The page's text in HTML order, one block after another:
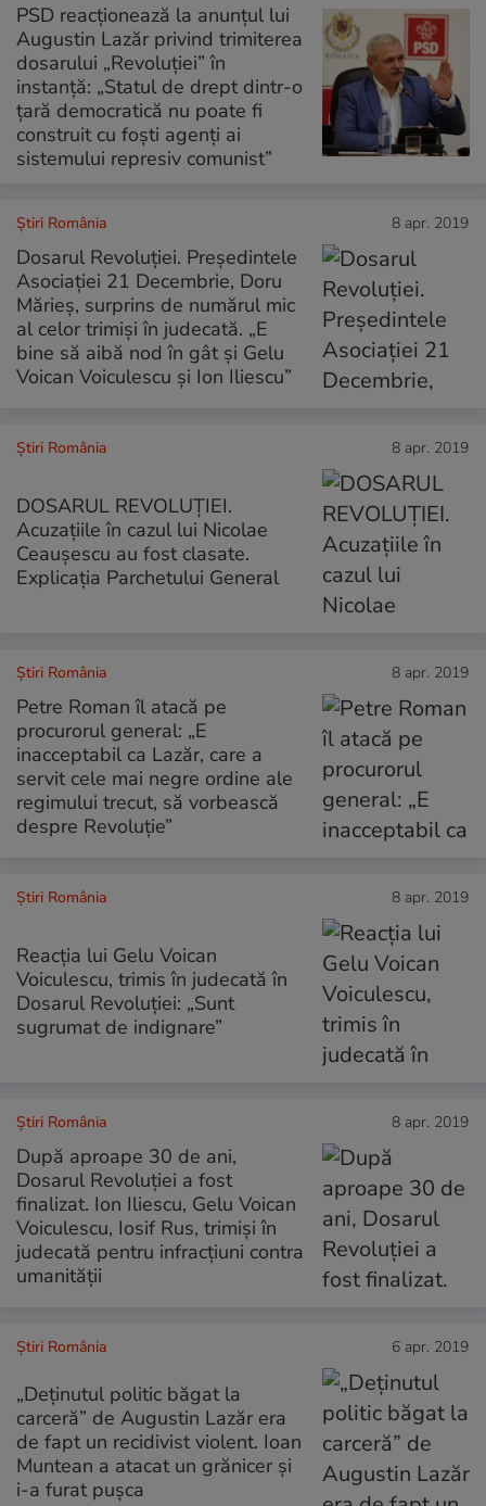
PSD reacţionează la anunţul lui
Augustin Lazăr privind trimiterea
dosarului „Revoluţiei” în
instanţă: „Statul de drept dintr-o
ţară democratică nu poate fi
construit cu foşti agenţi ai
sistemului represiv comunist”
Știri România 8 apr. 2019
Dosarul Revoluției. Preşedintele
Asociaţiei 21 Decembrie, Doru
Mărieș, surprins de numărul mic
al celor trimişi în judecată. „E
bine să aibă nod în gât şi Gelu
Voican Voiculescu şi Ion Iliescu”
Știri România 8 apr. 2019
DOSARUL REVOLUȚIEI.
Acuzațiile în cazul lui Nicolae
Ceaușescu au fost clasate.
Explicația Parchetului General
Știri România 8 apr. 2019
Petre Roman îl atacă pe
procurorul general: „E
inacceptabil ca Lazăr, care a
servit cele mai negre ordine ale
regimului trecut, să vorbească
despre Revoluție”
Știri România 8 apr. 2019
Reacția lui Gelu Voican
Voiculescu, trimis în judecată în
Dosarul Revoluției: „Sunt
sugrumat de indignare”
Știri România 8 apr. 2019
După aproape 30 de ani,
Dosarul Revoluției a fost
finalizat. Ion Iliescu, Gelu Voican
Voiculescu, Iosif Rus, trimiși în
judecată pentru infracțiuni contra
umanității
Știri România 6 apr. 2019
„Deținutul politic băgat la
carceră” de Augustin Lazăr era
de fapt un recidivist violent. Ioan
Muntean a atacat un grănicer și
i-a furat pușca